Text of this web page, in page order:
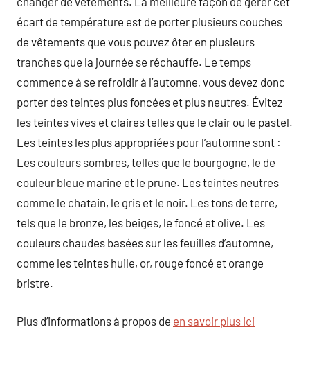
écart de température est de porter plusieurs couches
de vêtements que vous pouvez ôter en plusieurs
tranches que la journée se réchauffe. Le temps
commence à se refroidir à l’automne, vous devez donc
porter des teintes plus foncées et plus neutres. Évitez
les teintes vives et claires telles que le clair ou le pastel.
Les teintes les plus appropriées pour l’automne sont :
Les couleurs sombres, telles que le bourgogne, le de
couleur bleue marine et le prune. Les teintes neutres
comme le chatain, le gris et le noir. Les tons de terre,
tels que le bronze, les beiges, le foncé et olive. Les
couleurs chaudes basées sur les feuilles d’automne,
comme les teintes huile, or, rouge foncé et orange
bristre.
Plus d’informations à propos de en savoir plus ici